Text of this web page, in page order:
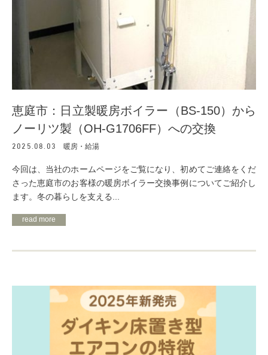
恵庭市：日立製暖房ボイラー（BS-150）から
ノーリツ製（OH-G1706FF）への交換
2025.08.03 暖房・給湯
今回は、当社のホームページをご覧になり、初めてご連絡をくだ
さった恵庭市のお客様の暖房ボイラー交換事例についてご紹介し
ます。冬の暮らしを支える...
read more